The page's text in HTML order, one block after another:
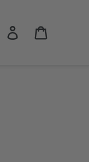
RechercherSe connecter